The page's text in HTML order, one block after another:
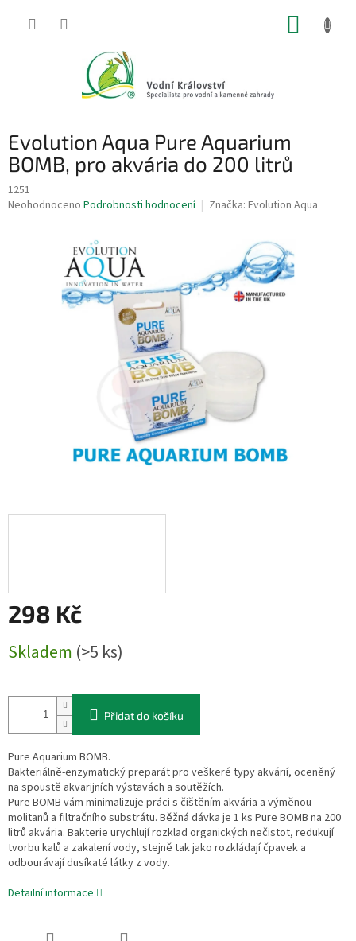
Evolution Aqua Pure Aquarium
BOMB, pro akvária do 200 litrů
1251
Průměrné
Neohodnoceno Podrobnosti hodnocení Značka: Evolution Aqua
298 Kč
cena:
Skladem (>5 ks)
Přidat do košíku
Pure Aquarium BOMB.
Bakteriálně-enzymatický preparát pro veškeré typy akvárií, oceněný
na spoustě akvarijních výstavách a soutěžích.
Pure BOMB vám minimalizuje práci s čištěním akvária a výměnou
molitanů a filtračního substrátu. Běžná dávka je 1 ks Pure BOMB na 200
litrů akvária. Bakterie urychlují rozklad organických nečistot, redukují
tvorbu kalů a zakalení vody, stejně tak jako rozkládají čpavek a
odbourávají dusíkaté látky z vody.
Detailní informace